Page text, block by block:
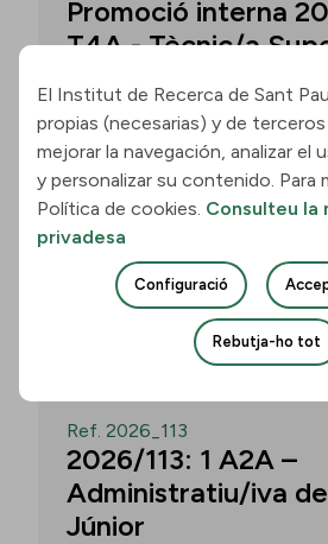
Promoció interna
T4A - Tècnic/a
Convocatòria per a un/a
Superior Júnior al grup
les Demències -
Dementia Research Lab.
d’agost de 2026, 15.00 h.
Ref. 2026_113
2026/113: 1 A2A –
Administratiu/iva
Júnior
El Institut de Recerca de Sant
propias (necesarias) y de
mejorar la navegación, analizar el
y personalizar su contenido. Para
Política de cookies. Consulteu la
privadesa
Configuració
Rebutja-ho tot